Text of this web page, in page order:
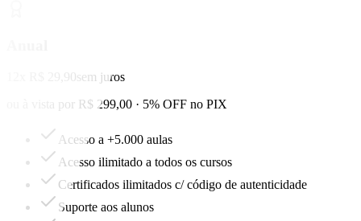
12x R$ 29,90sem juros
ou à vista por R$ 299,00 · 5% OFF no PIX
Acesso a +5.000 aulas
Acesso ilimitado a todos os cursos
Certificados ilimitados c/ código de autenticidade
Suporte aos alunos